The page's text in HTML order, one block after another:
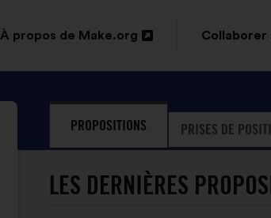
À propos de Make.org
Collaborer
PROPOSITIONS PRISES DE
LES DERNIÈRES